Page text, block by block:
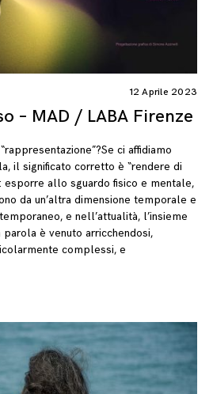
12 Aprile 2023
– MAD / LABA Firenze
ci affidiamo
il significato corretto è “rendere di
esporre allo sguardo fisico e mentale,
da un’altra dimensione temporale e
e nell’attualità, l’insieme
è venuto arricchendosi,
complessi, e